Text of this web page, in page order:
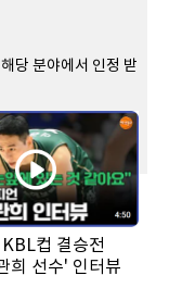
당 분야에서 인정 받
컵 결승전
희 선수' 인터뷰